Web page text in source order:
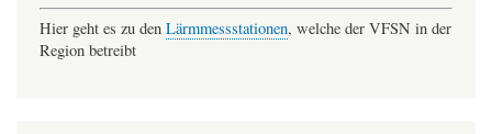
Hier geht es zu den Lärmmessstationen, welche der VFSN in der
Region betreibt